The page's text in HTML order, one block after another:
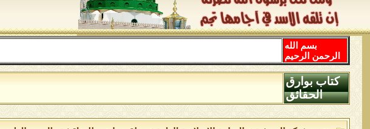
بسم الله
الرحمن الرحيم
كتاب بوارق
الحقائق